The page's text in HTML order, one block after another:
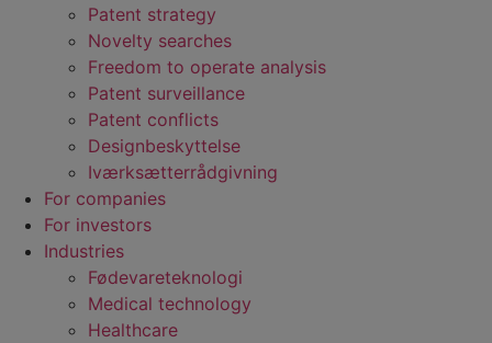
Patent strategy
Novelty searches
Freedom to operate analysis
Patent surveillance
Patent conflicts
Designbeskyttelse
Iværksætterrådgivning
For companies
For investors
Industries
Fødevare­teknologi
Medical technology
Healthcare